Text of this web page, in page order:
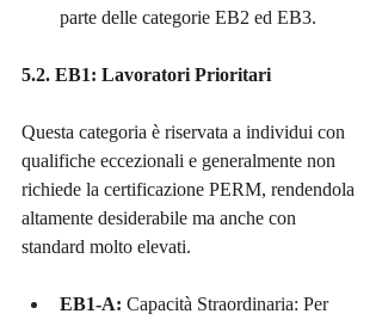
parte delle categorie EB2 ed EB3.
5.2. EB1: Lavoratori Prioritari
Questa categoria è riservata a individui con
qualifiche eccezionali e generalmente non
richiede la certificazione PERM, rendendola
altamente desiderabile ma anche con
standard molto elevati.
EB1-A: Capacità Straordinaria: Per